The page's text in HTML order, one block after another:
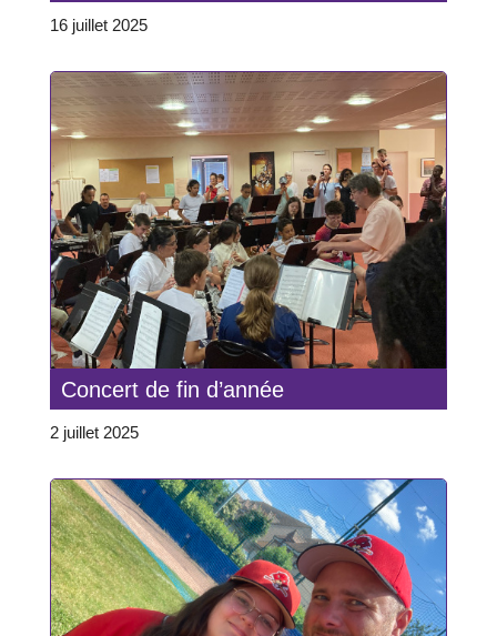
16 juillet 2025
Concert de fin d’année
2 juillet 2025